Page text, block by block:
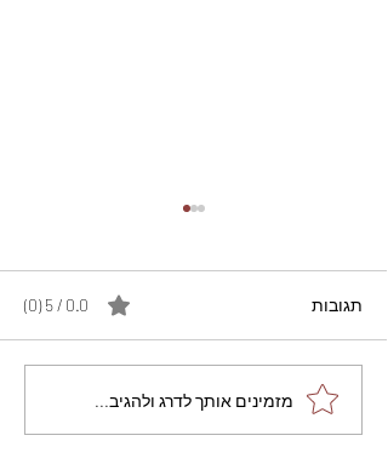
מתכון מנצח עוגת מייפל
שוקולד בחושה וקלה - זיוה
תגובות 0.0 / 5 ‏(0)
מזמינים אותך לדרג ולהגיב...